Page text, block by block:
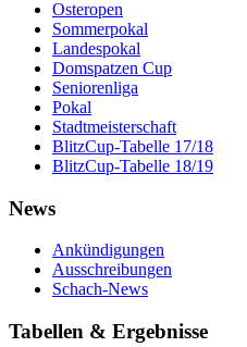
Osteropen
Sommerpokal
Landespokal
Domspatzen Cup
Seniorenliga
Pokal
Stadtmeisterschaft
BlitzCup-Tabelle 17/18
BlitzCup-Tabelle 18/19
News
Ankündigungen
Ausschreibungen
Schach-News
Tabellen & Ergebnisse